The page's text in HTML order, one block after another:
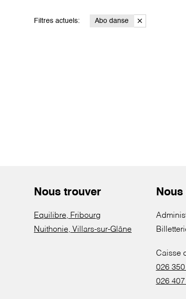
Filtres actuels: Abo danse
Nous trouver
Equilibre, Fribourg
Nuithonie, Villars-sur-Glâne
Caisse
026
026 407